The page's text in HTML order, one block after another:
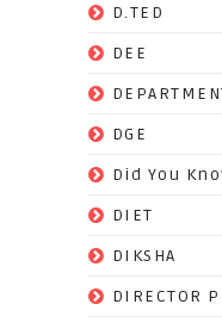
D.TED
DEE
DGE
Did You
DIET
DIKSHA
DIRECTOR